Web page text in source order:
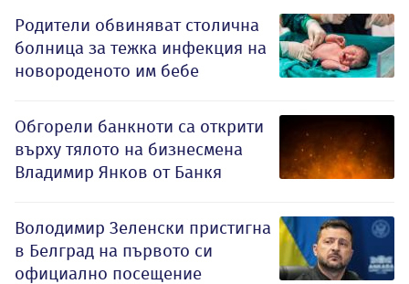
Родители обвиняват столична
болница за тежка инфекция на
новороденото им бебе
Обгорели банкноти са открити
върху тялото на бизнесмена
Владимир Янков от Банкя
Володимир Зеленски пристигна
в Белград на първото си
официално посещение